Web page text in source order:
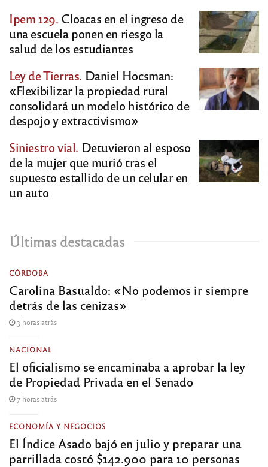
Ipem 129. Cloacas en el ingreso de
una escuela ponen en riesgo la
salud de los estudiantes
Ley de Tierras. Daniel Hocsman:
«Flexibilizar la propiedad rural
consolidará un modelo histórico de
despojo y extractivismo»
Siniestro vial. Detuvieron al esposo
de la mujer que murió tras el
supuesto estallido de un celular en
un auto
Últimas destacadas
CÓRDOBA
Carolina Basualdo: «No podemos ir siempre
detrás de las cenizas»
3 horas atrás
NACIONAL
El oficialismo se encaminaba a aprobar la ley
de Propiedad Privada en el Senado
7 horas atrás
ECONOMÍA Y NEGOCIOS
El Índice Asado bajó en julio y preparar una
parrillada costó $142.900 para 10 personas